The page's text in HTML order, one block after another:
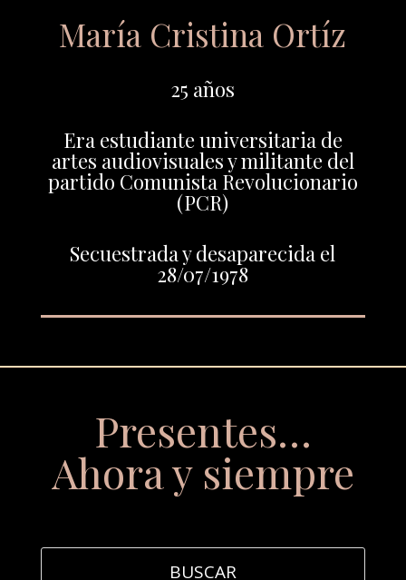
María Cristina Ortíz
25 años
Era estudiante universitaria de
artes audiovisuales y militante del
partido Comunista Revolucionario
(PCR)
Secuestrada y desaparecida el
28/07/1978
Presentes…
Ahora y siempre